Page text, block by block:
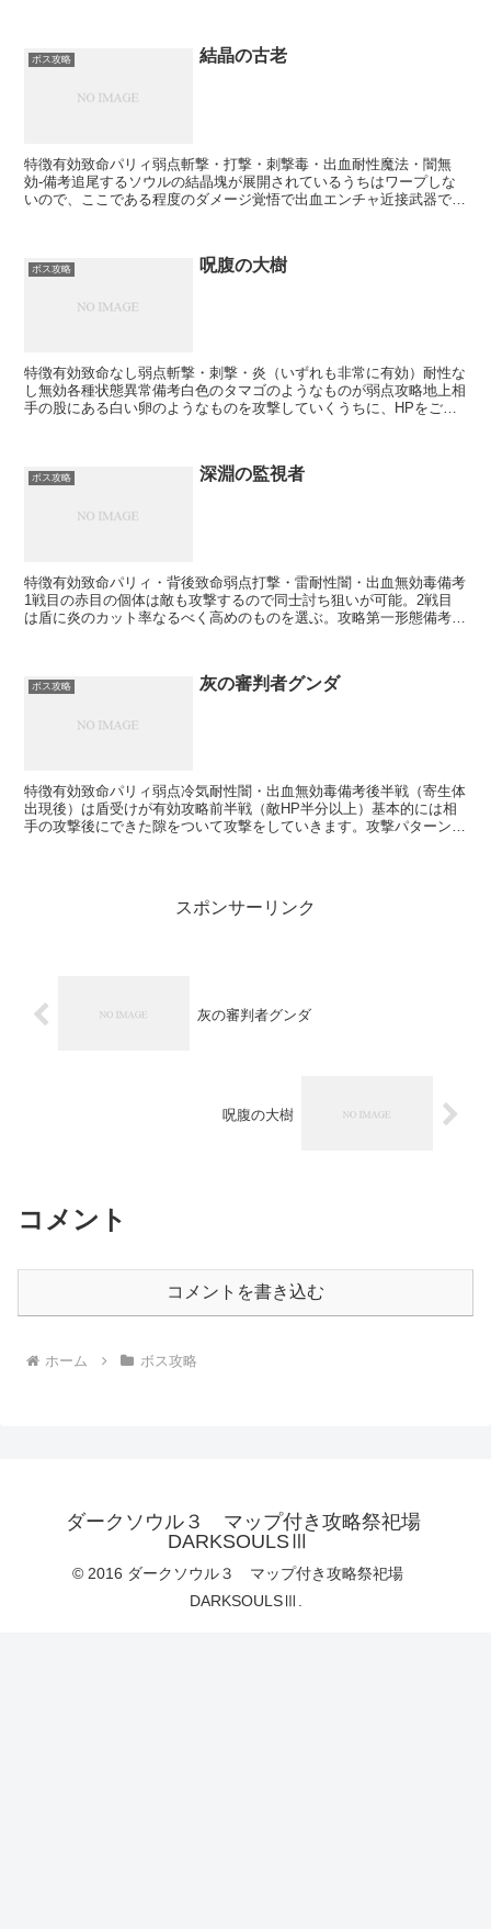
ボス攻略 結晶の古老
特徴有効致命パリィ弱点斬撃・打撃・刺撃毒・出血耐性魔法・闇無
効-備考追尾するソウルの結晶塊が展開されているうちはワープしな
いので、ここである程度のダメージ覚悟で出血エンチャ近接武器でご
ボス攻略 呪腹の大樹
特徴有効致命なし弱点斬撃・刺撃・炎（いずれも非常に有効）耐性な
し無効各種状態異常備考白色のタマゴのようなものが弱点攻略地上相
手の股にある白い卵のようなものを攻撃していくうちに、HPをごっ
ボス攻略 深淵の監視者
特徴有効致命パリィ・背後致命弱点打撃・雷耐性闇・出血無効毒備考
1戦目の赤目の個体は敵も攻撃するので同士討ち狙いが可能。2戦目
は盾に炎のカット率なるべく高めのものを選ぶ。攻略第一形態備考欄
ボス攻略 灰の審判者グンダ
特徴有効致命パリィ弱点冷気耐性闇・出血無効毒備考後半戦（寄生体
出現後）は盾受けが有効攻略前半戦（敵HP半分以上）基本的には相
手の攻撃後にできた隙をついて攻撃をしていきます。攻撃パターンは
スポンサーリンク
灰の審判者グンダ
呪腹の大樹
コメント
コメントを書き込む
ホーム ボス攻略
ダークソウル３ マップ付き攻略祭祀場
DARKSOULSⅢ
© 2016 ダークソウル３ マップ付き攻略祭祀場
DARKSOULSⅢ.